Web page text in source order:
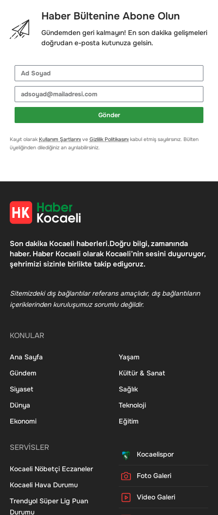
Haber Bültenine Abone Olun
Gündemden geri kalmayın! En son dakika gelişmeleri
doğrudan e-posta kutunuza gelsin.
Gönder
Kayıt olarak Kullanım Şartlarını ve Gizlilik Politikasını kabul etmiş sayılırsınız. Bülten
üyeliğinden dilediğiniz an ayrılabilirsiniz.
Son dakika Kocaeli haberleri.Doğru bilgi, zamanında
haber. Haber Kocaeli olarak Kocaeli’nin sesini duyuruyor,
şehrimizi sizinle birlikte takip ediyoruz.
Sitemizdeki dış bağlantılar referans amaçlıdır, dış bağlantıların
içeriklerinden kuruluşumuz sorumlu değildir.
KONULAR
Ana Sayfa
Gündem
Siyaset
Dünya
Ekonomi
Yaşam
Kültür & Sanat
Sağlık
Teknoloji
Eğitim
SERVİSLER
Kocaeli Nöbetçi Eczaneler
Kocaeli Hava Durumu
Trendyol Süper Lig Puan
Durumu
Kocaelispor
Foto Galeri
Video Galeri